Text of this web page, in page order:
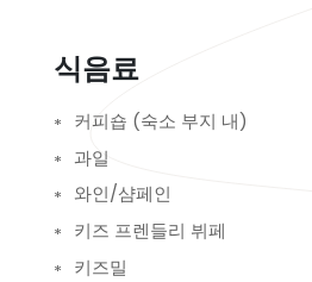
식음료
커피숍 (숙소 부지 내)
과일
와인/샴페인
키즈 프렌들리 뷔페
키즈밀